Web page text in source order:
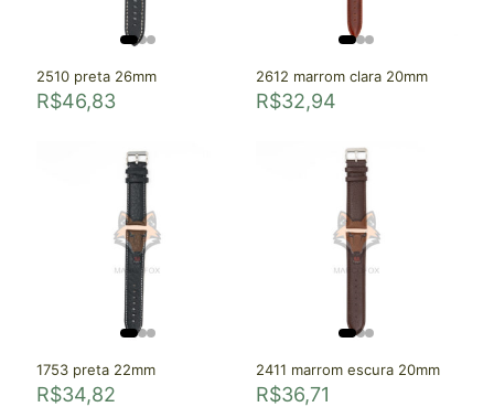
2510 preta 26mm
R$46,83
2612 marrom clara 20mm
R$32,94
1753 preta 22mm
R$34,82
2411 marrom escura 20mm
R$36,71